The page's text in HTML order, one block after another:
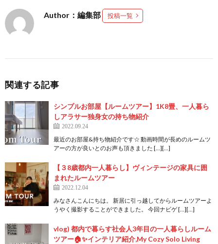
Author：編集部 投稿一覧
関連する記事
シンプルお部屋【ルームツアー】1K8畳、一人暮ら
しアラサー独身女の持ち物紹介
2022.09.24
最近のお部屋&持ち物紹介です☆ 動画時間が長めのルームツ
アーの方が良いとのお声も頂きました […][…]
【３8歳都内一人暮らし】ヴィンテージの家具に囲
まれたルームツアー
2022.12.04
みなさんこんにちは。 新居に引っ越してからルームツアーよ
うやく撮影することができました。 今回ナビゲ […][…]
vlog) 都内で暮らす社会人3年目の一人暮らしルーム
ツアー🏠✨インテリア紹介,My Cozy Solo Living